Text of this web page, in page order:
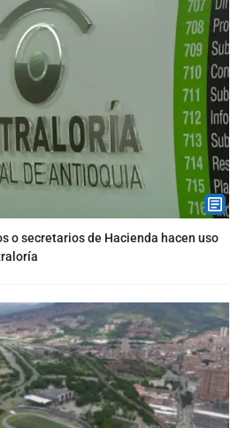
o secretarios de Hacienda hacen uso